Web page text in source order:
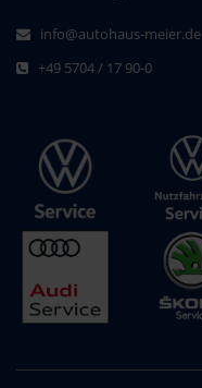
info@autohaus-meier.de
+49 5704 / 17 90-0